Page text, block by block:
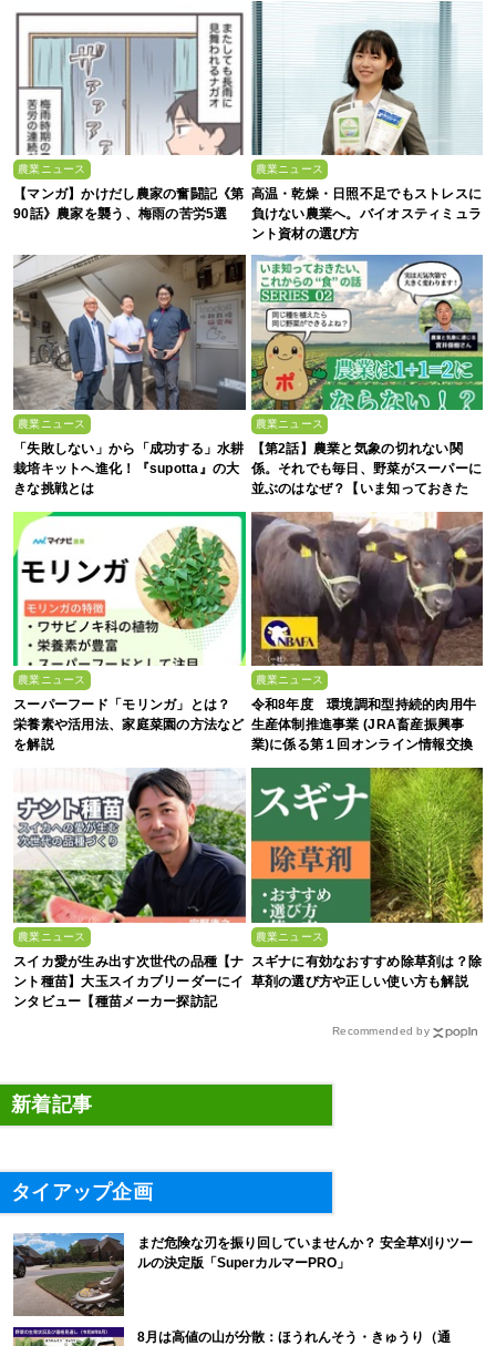
農業ニュース
【マンガ】かけだし農家の奮闘記《第
90話》農家を襲う、梅雨の苦労5選
農業ニュース
高温・乾燥・日照不足でもストレスに
負けない農業へ。バイオスティミュラ
ント資材の選び方
農業ニュース
「失敗しない」から「成功する」水耕
栽培キットへ進化！『supotta』の大
きな挑戦とは
農業ニュース
【第2話】農業と気象の切れない関
係。それでも毎日、野菜がスーパーに
並ぶのはなぜ？【いま知っておきた
い、これからの”食”の話】
農業ニュース
スーパーフード「モリンガ」とは？
栄養素や活用法、家庭菜園の方法など
を解説
農業ニュース
令和8年度 環境調和型持続的肉用牛
生産体制推進事業 (JRA畜産振興事
業)に係る第１回オンライン情報交換
会
農業ニュース
スイカ愛が生み出す次世代の品種【ナ
ント種苗】大玉スイカブリーダーにイ
ンタビュー【種苗メーカー探訪記
農業ニュース
スギナに有効なおすすめ除草剤は？除
草剤の選び方や正しい使い方も解説
Recommended by
新着記事
タイアップ企画
まだ危険な刃を振り回していませんか？ 安全草刈りツー
ルの決定版「SuperカルマーPRO」
8月は高値の山が分散：ほうれんそう・きゅうり（通